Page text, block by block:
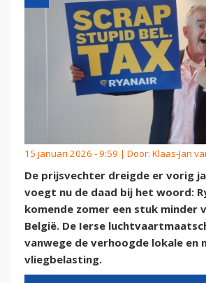
15 januari 2026 - 9:59 | Door: Klaas-Jan
De prijsvechter dreigde er vorig
voegt nu de daad bij het woord:
komende zomer een stuk minder
België. De Ierse
vanwege de verhoogde lokale en
vliegbelasting.